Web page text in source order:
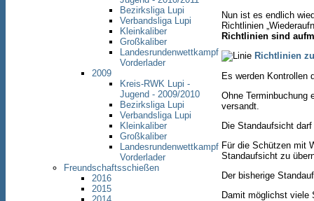
Bezirksliga Lupi
Verbandsliga Lupi
Kleinkaliber
Großkaliber
Landesrundenwettkampf
Vorderlader
2009
Kreis-RWK Lupi -
Jugend - 2009/2010
Bezirksliga Lupi
Verbandsliga Lupi
Kleinkaliber
Großkaliber
Landesrundenwettkampf
Vorderlader
Freundschaftsschießen
2016
2015
Nun ist es endlich
Richtlinien
Richtlinien sind
Richtlinien
Es werden Kontrollen
Ohne Terminbuchung
versandt.
Die Standaufsicht
Für die Schützen mit
Standaufsicht zu
Der bisherige
Damit möglichst viele